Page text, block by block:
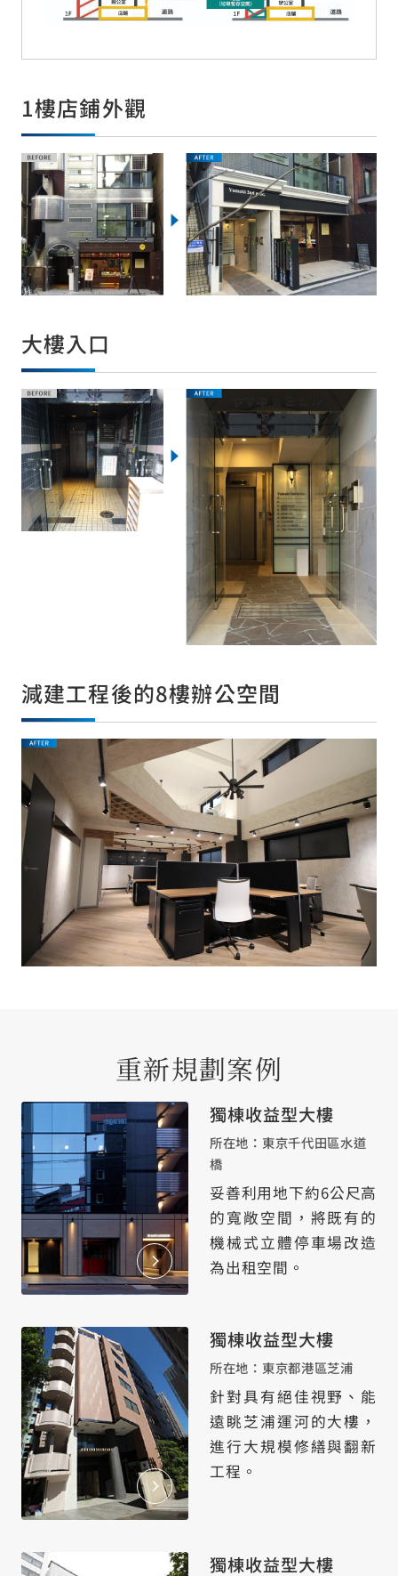
1樓店鋪外觀
大樓入口
減建工程後的8樓辦公空間
重新規劃案例
獨棟收益型大樓
所在地：東京千代田區水道
橋
妥善利用地下約6公尺高
的寬敞空間，將既有的
機械式立體停車場改造
為出租空間。
獨棟收益型大樓
所在地：東京都港區芝浦
針對具有絕佳視野、能
遠眺芝浦運河的大樓，
進行大規模修繕與翻新
工程。
獨棟收益型大樓